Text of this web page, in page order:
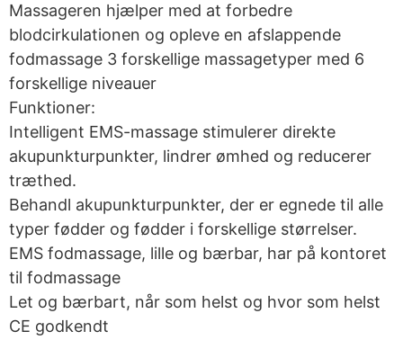
Massageren hjælper med at forbedre
blodcirkulationen og opleve en afslappende
fodmassage 3 forskellige massagetyper med 6
forskellige niveauer
Funktioner:
Intelligent EMS-massage stimulerer direkte
akupunkturpunkter, lindrer ømhed og reducerer
træthed.
Behandl akupunkturpunkter, der er egnede til alle
typer fødder og fødder i forskellige størrelser.
EMS fodmassage, lille og bærbar, har på kontoret
til fodmassage
Let og bærbart, når som helst og hvor som helst
CE godkendt